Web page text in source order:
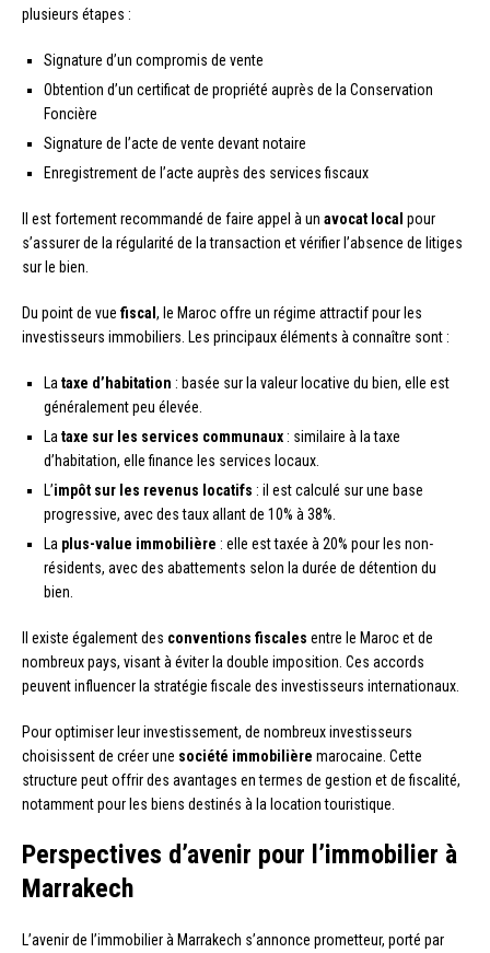
plusieurs étapes :
Signature d’un compromis de vente
Obtention d’un certificat de propriété auprès de la Conservation
Foncière
Signature de l’acte de vente devant notaire
Enregistrement de l’acte auprès des services fiscaux
Il est fortement recommandé de faire appel à un avocat local pour
s’assurer de la régularité de la transaction et vérifier l’absence de litiges
sur le bien.
Du point de vue fiscal , le Maroc offre un régime attractif pour les
investisseurs immobiliers. Les principaux éléments à connaître sont :
La taxe d’habitation : basée sur la valeur locative du bien, elle est
généralement peu élevée.
La taxe sur les services communaux : similaire à la taxe
d’habitation, elle finance les services locaux.
L’impôt sur les revenus locatifs : il est calculé sur une base
progressive, avec des taux allant de 10% à 38%.
La plus-value immobilière : elle est taxée à 20% pour les non-
résidents, avec des abattements selon la durée de détention du
bien.
Il existe également des conventions fiscales entre le Maroc et de
nombreux pays, visant à éviter la double imposition. Ces accords
peuvent influencer la stratégie fiscale des investisseurs internationaux.
Pour optimiser leur investissement, de nombreux investisseurs
choisissent de créer une société immobilière marocaine. Cette
structure peut offrir des avantages en termes de gestion et de fiscalité,
notamment pour les biens destinés à la location touristique.
Perspectives d’avenir pour l’immobilier à
Marrakech
L’avenir de l’immobilier à Marrakech s’annonce prometteur, porté par